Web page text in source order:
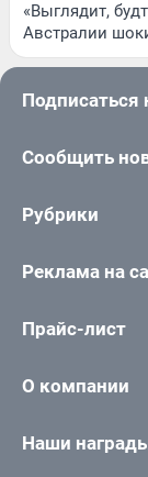
«Выглядит,
Австралии
Подписаться
Сообщить
Рубрики
Реклама на
Прайс-лист
О компании
Наши